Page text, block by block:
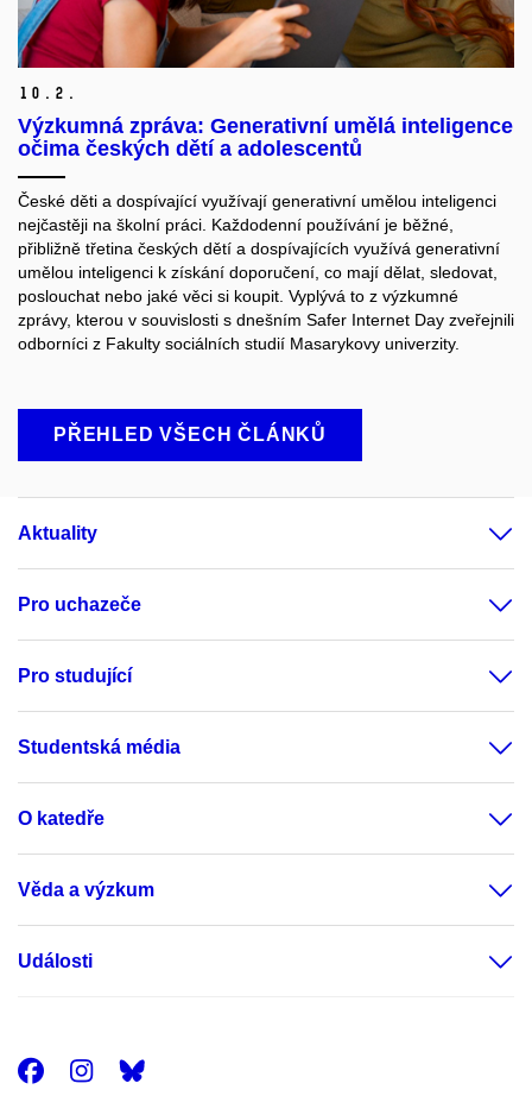
10. 2.
Výzkumná zpráva: Generativní umělá inteligence
očima českých dětí a adolescentů
České děti a dospívající využívají generativní umělou inteligenci
nejčastěji na školní práci. Každodenní používání je běžné,
přibližně třetina českých dětí a dospívajících využívá generativní
umělou inteligenci k získání doporučení, co mají dělat, sledovat,
poslouchat nebo jaké věci si koupit. Vyplývá to z výzkumné
zprávy, kterou v souvislosti s dnešním Safer Internet Day zveřejnili
odborníci z Fakulty sociálních studií Masarykovy univerzity.
PŘEHLED VŠECH ČLÁNKŮ
Aktuality
Pro uchazeče
Pro studující
Studentská média
O katedře
Věda a výzkum
Události
Facebook
Instagram